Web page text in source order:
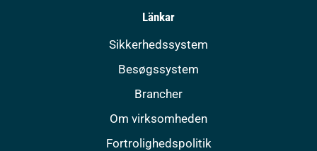
Länkar
Sikkerhedssystem
Besøgssystem
Brancher
Om virksomheden
Fortrolighedspolitik